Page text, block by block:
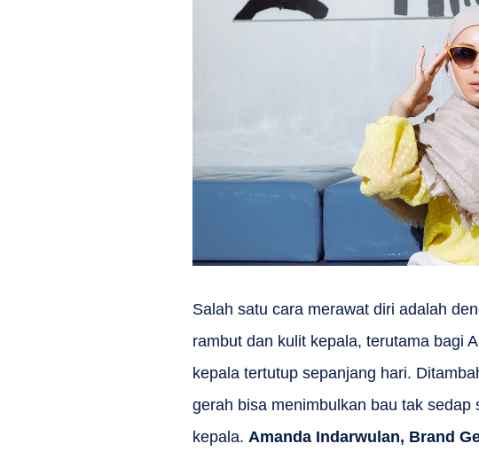
Salah satu cara merawat diri adalah
rambut dan kulit kepala, terutama bagi
kepala tertutup sepanjang hari.
gerah bisa menimbulkan bau tak
kepala. Amanda Indarwulan, Brand